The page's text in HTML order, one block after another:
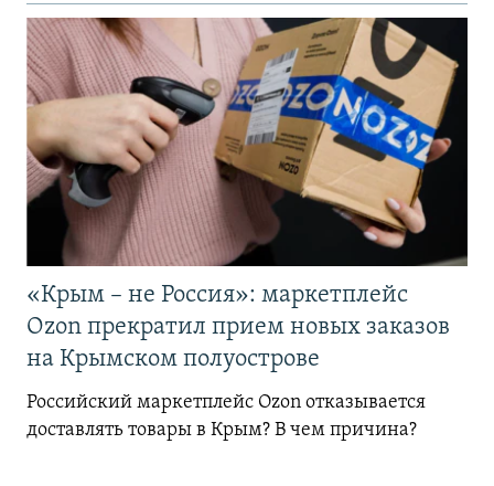
«Крым – не Россия»: маркетплейс
Ozon прекратил прием новых заказов
на Крымском полуострове
Российский маркетплейс Ozon отказывается
доставлять товары в Крым? В чем причина?